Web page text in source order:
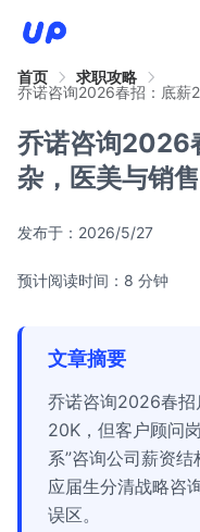
首页
求职攻略
乔诺咨询2026春招：底薪
乔诺咨询2026
杂，医美与销
发布于： 2026/5/27
预计阅读时间：8 分钟
文章摘要
乔诺咨询2026春招
20K，但客户顾问
系”咨询公司薪资
应届生分清战略咨
误区。